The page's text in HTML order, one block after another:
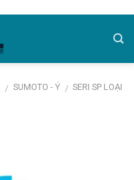
/ SUMOTO - Ý / SERI SP LOẠI